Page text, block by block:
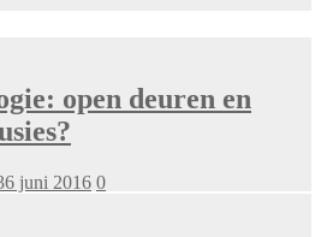
open deuren en
6 juni 2016 0